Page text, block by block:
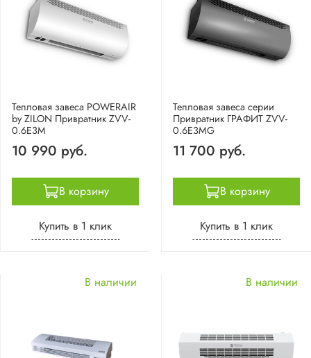
Тепловая завеса POWERAIR
by ZILON Привратник ZVV-
0.6E3M
10 990 руб.
В корзину
Купить в 1 клик
Тепловая завеса серии
Привратник ГРАФИТ ZVV-
0.6E3MG
11 700 руб.
В корзину
Купить в 1 клик
В наличии В наличии